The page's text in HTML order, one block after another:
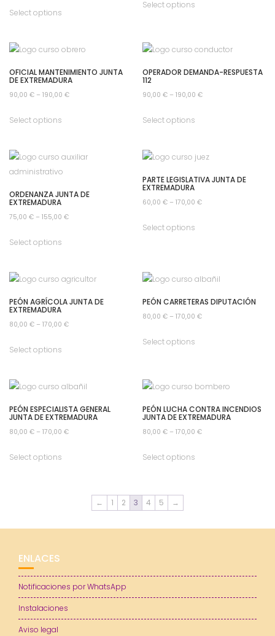
Select options
Select options
OFICIAL MANTENIMIENTO JUNTA
DE EXTREMADURA
90,00 € – 190,00 €
Select options
OPERADOR DEMANDA-RESPUESTA
112
90,00€ –190,00€
Select options
ORDENANZA JUNTA DE
EXTREMADURA
75,00 € – 155,00 €
Select options
PARTE LEGISLATIVA JUNTA DE
EXTREMADURA
60,00€ –170,00€
Select options
PEÓN AGRÍCOLA JUNTA DE
EXTREMADURA
80,00 € – 170,00 €
Select options
PEÓN CARRETERAS DIPUTACIÓN
80,00€ –170,00€
Select options
PEÓN ESPECIALISTA GENERAL
JUNTA DE EXTREMADURA
80,00 € – 170,00 €
Select options
PEÓN LUCHA CONTRA INCENDIOS
JUNTA DE EXTREMADURA
80,00€ –170,00€
Select options
← 1 2 3 4 5 →
ENLACES
Notificaciones por WhatsApp
Instalaciones
Aviso legal